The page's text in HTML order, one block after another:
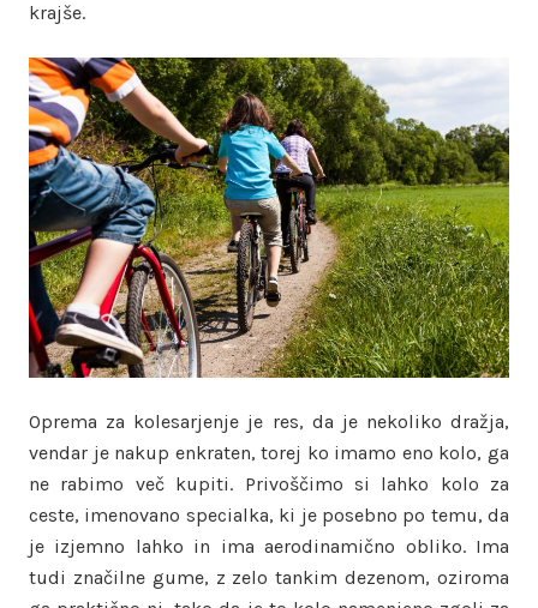
krajše.
Oprema za kolesarjenje je res, da je nekoliko dražja,
vendar je nakup enkraten, torej ko imamo eno kolo, ga
ne rabimo več kupiti. Privoščimo si lahko kolo za
ceste, imenovano specialka, ki je posebno po temu, da
je izjemno lahko in ima aerodinamično obliko. Ima
tudi značilne gume, z zelo tankim dezenom, oziroma